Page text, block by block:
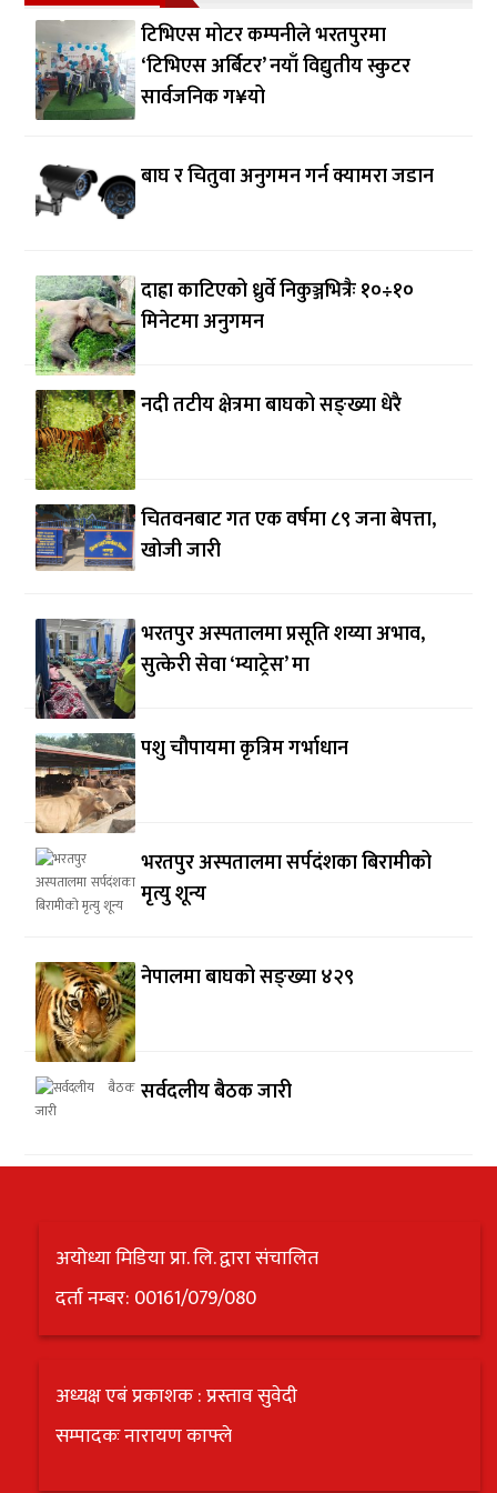
टिभिएस मोटर कम्पनीले भरतपुरमा
‘टिभिएस अर्बिटर’ नयाँ विद्युतीय स्कुटर
सार्वजनिक ग¥यो
बाघ र चितुवा अनुगमन गर्न क्यामरा जडान
दाह्रा काटिएको ध्रुर्वे निकुञ्जभित्रैः १०÷१०
मिनेटमा अनुगमन
नदी तटीय क्षेत्रमा बाघको सङ्ख्या धेरै
चितवनबाट गत एक वर्षमा ८९ जना बेपत्ता,
खोजी जारी
भरतपुर अस्पतालमा प्रसूति शय्या अभाव,
सुत्केरी सेवा ‘म्याट्रेस’ मा
पशु चौपायमा कृत्रिम गर्भाधान
भरतपुर अस्पतालमा सर्पदंशका बिरामीको
मृत्यु शून्य
नेपालमा बाघको सङ्ख्या ४२९
सर्वदलीय बैठक जारी
अयोध्या मिडिया प्रा. लि. द्वारा संचालित
दर्ता नम्बर: 00161/079/080
अध्यक्ष एबं प्रकाशक : प्रस्ताव सुवेदी
सम्पादकः नारायण काफ्ले